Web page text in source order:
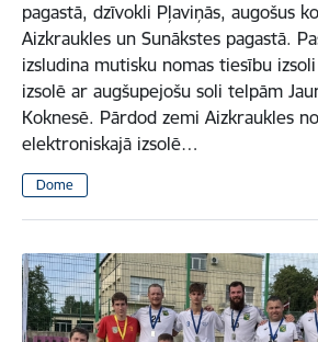
pagastā, dzīvokli Pļaviņās, augošus
Aizkraukles un Sunākstes pagastā.
izsludina mutisku nomas tiesību
izsolē ar augšupejošu soli telpām
Koknesē. Pārdod zemi Aizkraukles
elektroniskajā izsolē…
Dome